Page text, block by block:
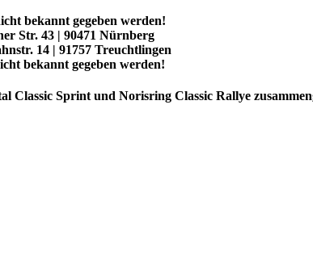
bekannt gegeben werden!
Str. 43 | 90471 Nürnberg
14 | 91757 Treuchtlingen
bekannt gegeben werden!
Classic Sprint und Norisring Classic Rallye